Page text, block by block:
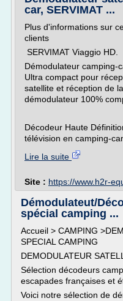
car, SERVIMAT ...
Plus d'informations sur
clients
SERVIMAT Viaggio HD.
Démodulateur camping-
Ultra compact pour
satellite et réception de
démodulateur 100%
Décodeur Haute
télévision en camping-
Lire la suite
Site : https://www.h2r-
Démodulateut/
spécial camping ...
Accueil > CAMPING
SPECIAL CAMPING
DEMODULATEUR
Sélection décodeurs
escapades françaises et
Voici notre sélection de